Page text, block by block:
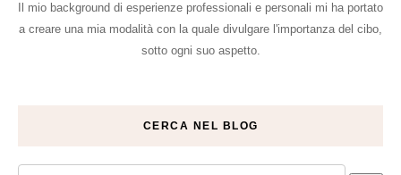
Il mio background di esperienze professionali e personali mi ha portato
a creare una mia modalità con la quale divulgare l'importanza del cibo,
sotto ogni suo aspetto.
CERCA NEL BLOG